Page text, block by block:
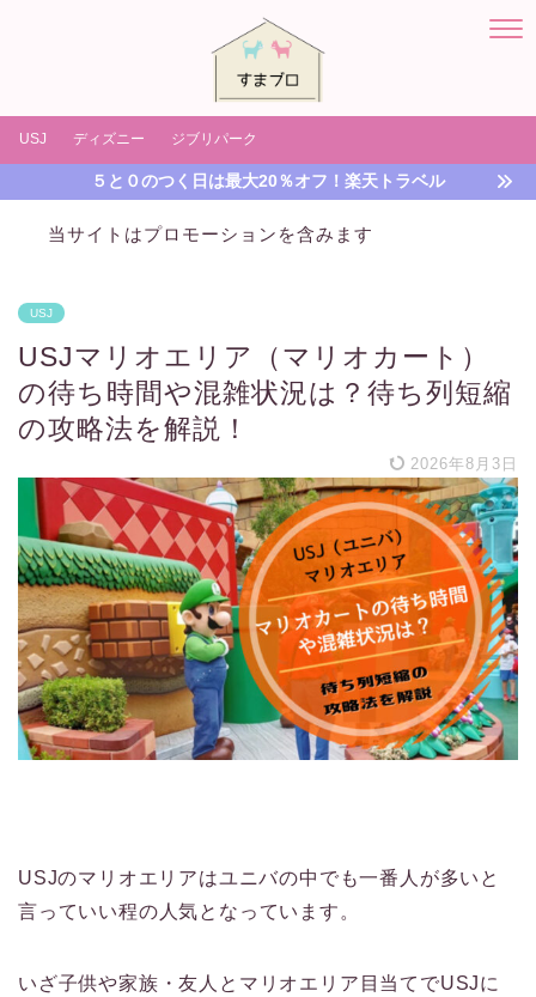
USJ ディズニー ジブリパーク
５と０のつく日は最大20％オフ！楽天トラベル
当サイトはプロモーションを含みます
USJ
USJマリオエリア（マリオカート）
の待ち時間や混雑状況は？待ち列短縮
の攻略法を解説！
2026年8月3日
USJのマリオエリアはユニバの中でも一番人が多いと
言っていい程の人気となっています。
いざ子供や家族・友人とマリオエリア目当てでUSJに